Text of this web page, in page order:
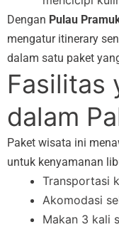
Dengan Pulau
mengatur itinerary
dalam satu paket
Fasilitas
dalam
Paket wisata ini
untuk kenyamanan
Transportasi
Akomodasi
Makan 3 kali